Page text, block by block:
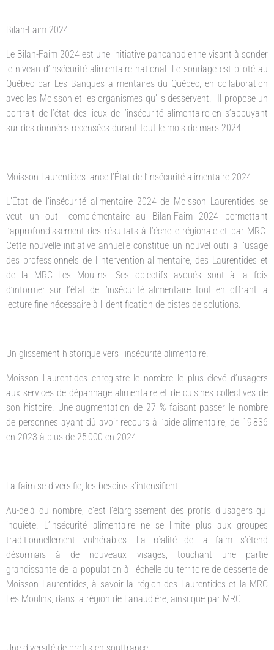
Bilan-Faim 2024
Le Bilan-Faim 2024 est une initiative pancanadienne visant à sonder
le niveau d’insécurité alimentaire national. Le sondage est piloté au
Québec par Les Banques alimentaires du Québec, en collaboration
avec les Moisson et les organismes qu’ils desservent. Il propose un
portrait de l’état des lieux de l’insécurité alimentaire en s’appuyant
sur des données recensées durant tout le mois de mars 2024.
Moisson Laurentides lance l’État de l’insécurité alimentaire 2024
L’État de l’insécurité alimentaire 2024 de Moisson Laurentides se
veut un outil complémentaire au Bilan-Faim 2024 permettant
l’approfondissement des résultats à l’échelle régionale et par MRC.
Cette nouvelle initiative annuelle constitue un nouvel outil à l’usage
des professionnels de l’intervention alimentaire, des Laurentides et
de la MRC Les Moulins. Ses objectifs avoués sont à la fois
d’informer sur l’état de l’insécurité alimentaire tout en offrant la
lecture fine nécessaire à l’identification de pistes de solutions.
Un glissement historique vers l’insécurité alimentaire.
Moisson Laurentides enregistre le nombre le plus élevé d’usagers
aux services de dépannage alimentaire et de cuisines collectives de
son histoire. Une augmentation de 27 % faisant passer le nombre
de personnes ayant dû avoir recours à l’aide alimentaire, de 19 836
en 2023 à plus de 25 000 en 2024.
La faim se diversifie, les besoins s’intensifient
Au-delà du nombre, c’est l’élargissement des profils d’usagers qui
inquiète. L’insécurité alimentaire ne se limite plus aux groupes
traditionnellement vulnérables. La réalité de la faim s’étend
désormais à de nouveaux visages, touchant une partie
grandissante de la population à l’échelle du territoire de desserte de
Moisson Laurentides, à savoir la région des Laurentides et la MRC
Les Moulins, dans la région de Lanaudière, ainsi que par MRC.